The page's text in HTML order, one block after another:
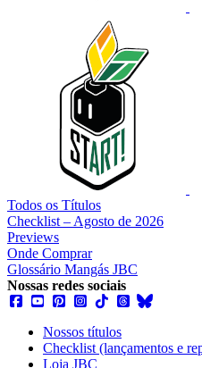
Todos os Títulos
Checklist – Agosto de 2026
Previews
Onde Comprar
Glossário Mangás JBC
Nossas redes sociais
Nossos títulos
Checklist (lançamentos e
Loja JBC